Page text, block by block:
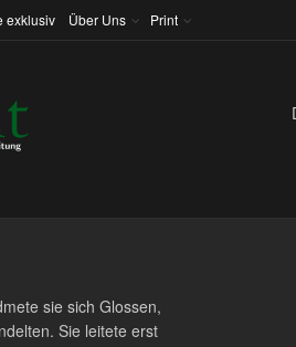
exklusiv Über Uns Print
sie sich Glossen,
Sie leitete erst